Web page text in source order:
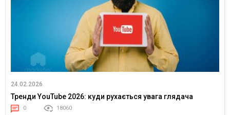
24.02.2026
Тренди YouTube 2026: куди рухається увага глядача
0 18060